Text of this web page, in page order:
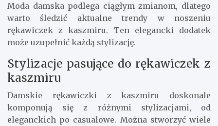
Moda damska podlega ciągłym zmianom, dlatego
warto śledzić aktualne trendy w noszeniu
rękawiczek z kaszmiru. Ten elegancki dodatek
może uzupełnić każdą stylizację.
Stylizacje pasujące do rękawiczek z
kaszmiru
Damskie rękawiczki z kaszmiru doskonale
komponują się z różnymi stylizacjami, od
eleganckich po casualowe. Można stworzyć wiele